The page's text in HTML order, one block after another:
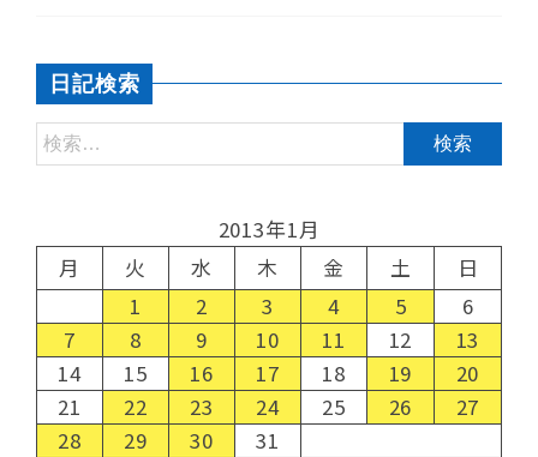
日記検索
2013年1月
月
火 水 木 金 土
日
1
2 3 4 5
6
7
8 9 10 11 12
13
14
15 16 17 18 19
20
21
22 23 24 25 26
27
28
29 30 31